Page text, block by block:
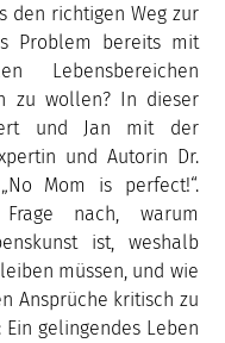
den richtigen Weg zur
Problem bereits mit
Lebensbereichen
zu wollen? In dieser
und Jan mit der
und Autorin Dr.
Mom is perfect!“.
nach, warum
ist, weshalb
müssen, und wie
Ansprüche kritisch zu
gelingendes Leben